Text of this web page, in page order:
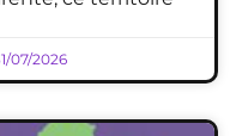
07/2026